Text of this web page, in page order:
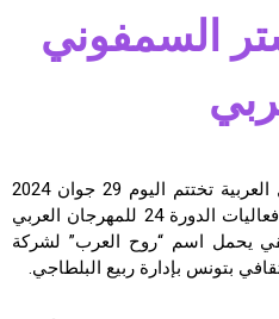
السمفوني
تحت إشراف اتحاد إذاعات الدول العربية تختتم اليوم 29 جوان 2024
بمدينة الثقافة الشاذلي القليبي فعاليات الدورة 24 للمهرجان العربي
يحمل اسم “روح العرب” لشركة
بتونس بإدارة ربيع البلطاجي.